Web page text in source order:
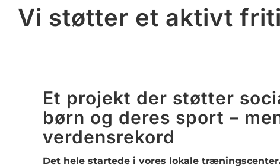
Vi støtter et aktivt
Et projekt der støtter
børn og deres sport –
verdensrekord
Det hele startede i vores lokale